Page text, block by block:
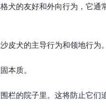
的友好和外向行为，它通
皮犬的主导行为和领地行为。
本质。
栏的院子里。这将防止它们